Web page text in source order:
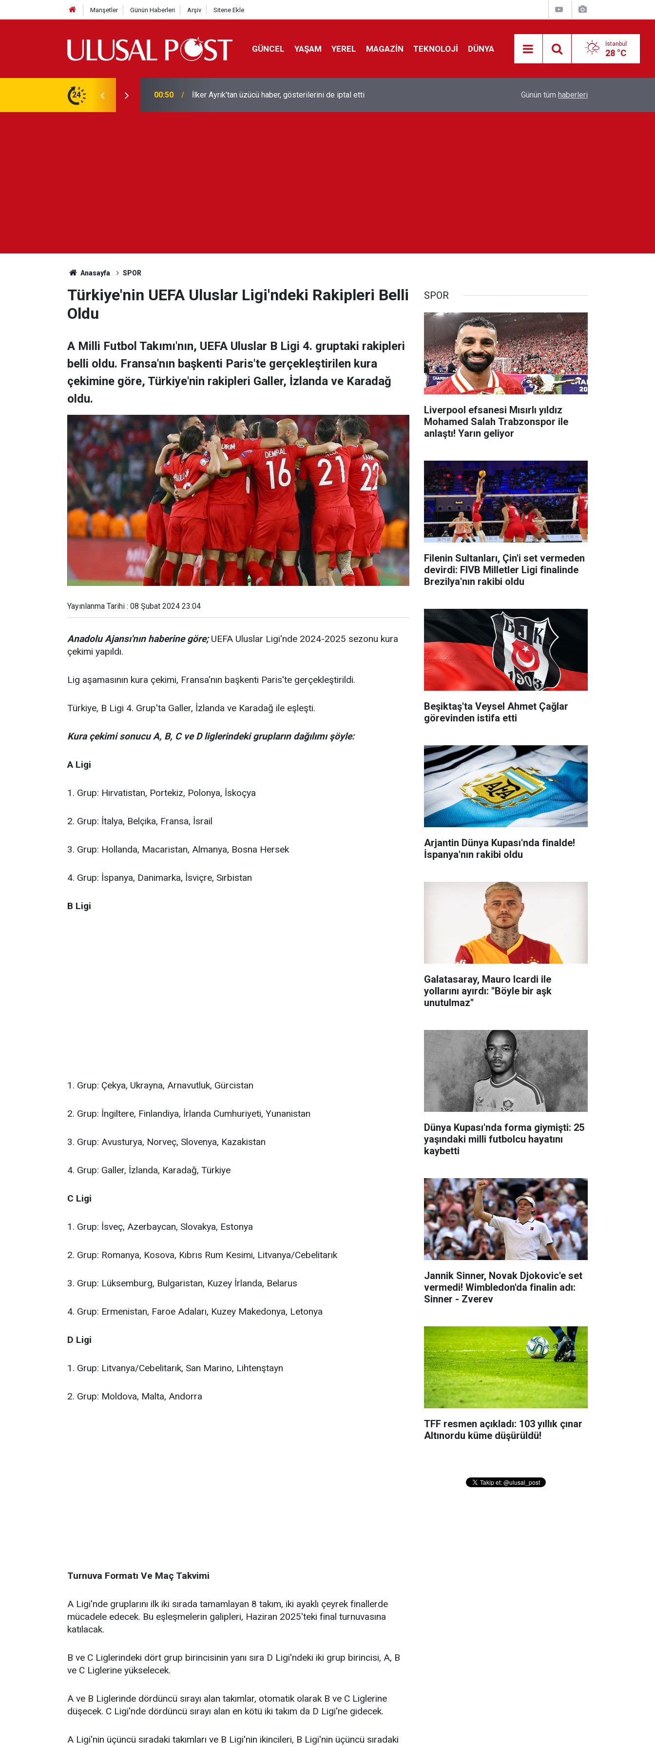
Manşetler Günün Haberleri Arşiv Sitene Ekle
GÜNCEL YAŞAM YEREL MAGAZİN TEKNOLOJİ DÜNYA İstanbul
28 °C
24 00:39
Liverpool efsanesi Mısırlı yıldız Mohamed Salah Trabzonspor ile anlaştı!
Yarın geliyor
Feridun Düzağaç sahnelere ara verdi: ''En az
Günün tüm haberleri
Anasayfa SPOR
Türkiye'nin UEFA Uluslar Ligi'ndeki Rakipleri Belli
Oldu
A Milli Futbol Takımı'nın, UEFA Uluslar B Ligi 4. gruptaki rakipleri
belli oldu. Fransa'nın başkenti Paris'te gerçekleştirilen kura
çekimine göre, Türkiye'nin rakipleri Galler, İzlanda ve Karadağ
oldu.
Yayınlanma Tarihi : 08 Şubat 2024 23:04
Anadolu Ajansı'nın haberine göre;UEFA Uluslar Ligi'nde 2024-2025 sezonu kura
çekimi yapıldı.
Lig aşamasının kura çekimi, Fransa'nın başkenti Paris'te gerçekleştirildi.
Türkiye, B Ligi 4. Grup'ta Galler, İzlanda ve Karadağ ile eşleşti.
Kura çekimi sonucu A, B, C ve D liglerindeki grupların dağılımı şöyle:
A Ligi
1. Grup: Hırvatistan, Portekiz, Polonya, İskoçya
2. Grup: İtalya, Belçika, Fransa, İsrail
3. Grup: Hollanda, Macaristan, Almanya, Bosna Hersek
4. Grup: İspanya, Danimarka, İsviçre, Sırbistan
B Ligi
1. Grup: Çekya, Ukrayna, Arnavutluk, Gürcistan
2. Grup: İngiltere, Finlandiya, İrlanda Cumhuriyeti, Yunanistan
3. Grup: Avusturya, Norveç, Slovenya, Kazakistan
4. Grup: Galler, İzlanda, Karadağ, Türkiye
C Ligi
1. Grup: İsveç, Azerbaycan, Slovakya, Estonya
2. Grup: Romanya, Kosova, Kıbrıs Rum Kesimi, Litvanya/Cebelitarık
3. Grup: Lüksemburg, Bulgaristan, Kuzey İrlanda, Belarus
4. Grup: Ermenistan, Faroe Adaları, Kuzey Makedonya, Letonya
D Ligi
1. Grup: Litvanya/Cebelitarık, San Marino, Lihtenştayn
2. Grup: Moldova, Malta, Andorra
Turnuva Formatı Ve Maç Takvimi
A Ligi'nde gruplarını ilk iki sırada tamamlayan 8 takım, iki ayaklı çeyrek finallerde
mücadele edecek. Bu eşleşmelerin galipleri, Haziran 2025'teki final turnuvasına
katılacak.
B ve C Liglerindeki dört grup birincisinin yanı sıra D Ligi'ndeki iki grup birincisi, A, B
ve C Liglerine yükselecek.
A ve B Liglerinde dördüncü sırayı alan takımlar, otomatik olarak B ve C Liglerine
düşecek. C Ligi'nde dördüncü sırayı alan en kötü iki takım da D Ligi'ne gidecek.
A Ligi'nin üçüncü sıradaki takımları ve B Ligi'nin ikincileri, B Ligi'nin üçüncü sıradaki
SPOR
Liverpool efsanesi Mısırlı yıldız
Mohamed Salah Trabzonspor ile
anlaştı! Yarın geliyor
Filenin Sultanları, Çin'i set vermeden
devirdi: FIVB Milletler Ligi finalinde
Brezilya'nın rakibi oldu
Beşiktaş'ta Veysel Ahmet Çağlar
görevinden istifa etti
Arjantin Dünya Kupası'nda finalde!
İspanya'nın rakibi oldu
Galatasaray, Mauro Icardi ile
yollarını ayırdı: ''Böyle bir aşk
unutulmaz''
Dünya Kupası'nda forma giymişti: 25
yaşındaki milli futbolcu hayatını
kaybetti
Jannik Sinner, Novak Djokovic'e set
vermedi! Wimbledon'da finalin adı:
Sinner - Zverev
TFF resmen açıkladı: 103 yıllık çınar
Altınordu küme düşürüldü!